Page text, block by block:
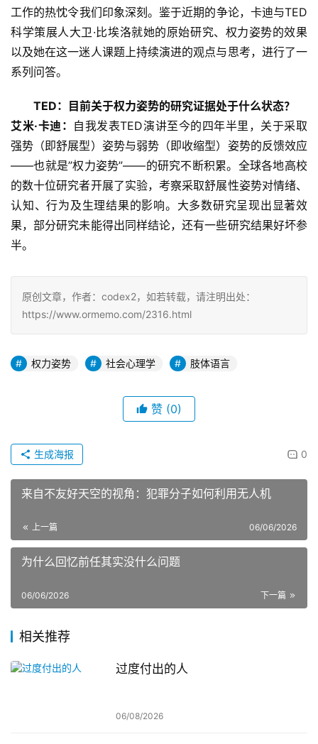
工作的热忱令我们印象深刻。鉴于近期的争论，卡迪与TED
科学策展人大卫·比埃洛就她的原始研究、权力姿势的效果
以及她在这一迷人课题上持续演进的观点与思考，进行了一
系列问答。
TED：目前关于权力姿势的研究证据处于什么状态？
艾米·卡迪： 自我发表TED演讲至今的四年半里，关于采取
强势（即舒展型）姿势与弱势（即收缩型）姿势的反馈效应
——也就是”权力姿势”——的研究不断积累。全球各地高校
的数十位研究者开展了实验，考察采取舒展性姿势对情绪、
认知、行为及生理结果的影响。大多数研究呈现出显著效
果，部分研究未能得出同样结论，还有一些研究结果好坏参
半。
原创文章，作者：codex2，如若转载，请注明出处：
https://www.ormemo.com/2316.html
权力姿势 社会心理学 肢体语言
赞 (0)
0
生成海报
来自不友好天空的视角：犯罪分子如何利用无人机
上一篇 06/06/2026
为什么回忆前任其实没什么问题
下一篇
06/06/2026
相关推荐
过度付出的人
06/08/2026